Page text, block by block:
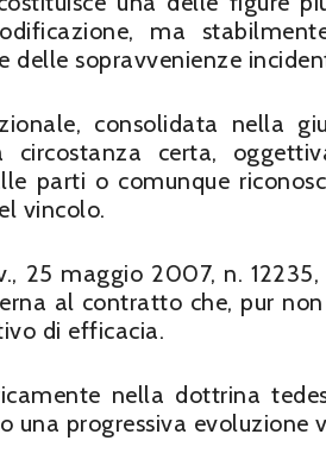
ma
delle sopravvenienze
consolidata nella
circostanza certa,
parti o comunque
vincolo.
25 maggio 2007, n.
al contratto che, pur
di efficacia.
nella dottrina
una progressiva evoluzione